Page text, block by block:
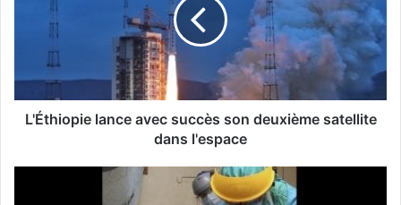
L'Éthiopie lance avec succès son deuxième satellite
dans l'espace